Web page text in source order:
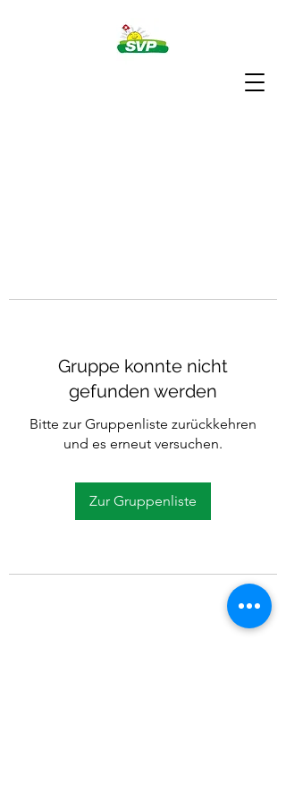
Gruppe konnte nicht
gefunden werden
Bitte zur Gruppenliste zurückkehren
und es erneut versuchen.
Zur Gruppenliste